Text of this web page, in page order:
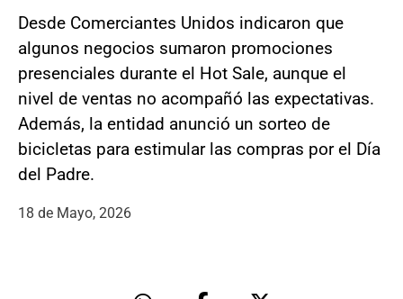
Desde Comerciantes Unidos indicaron que
algunos negocios sumaron promociones
presenciales durante el Hot Sale, aunque el
nivel de ventas no acompañó las expectativas.
Además, la entidad anunció un sorteo de
bicicletas para estimular las compras por el Día
del Padre.
18 de Mayo, 2026